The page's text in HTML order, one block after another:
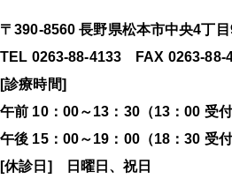
〒390-8560 長野県松本市中央4丁
TEL 0263-88-4133 FAX 0263-88-
[診療時間]
午前 10：00～13：30（13：00 受付
午後 15：00～19：00（18：30 受付
[休診日] 日曜日、祝日